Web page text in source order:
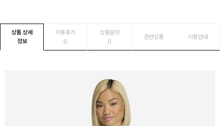
상품 상세
정보
이용후기
()
상품문의
()
관련상품 이용안내